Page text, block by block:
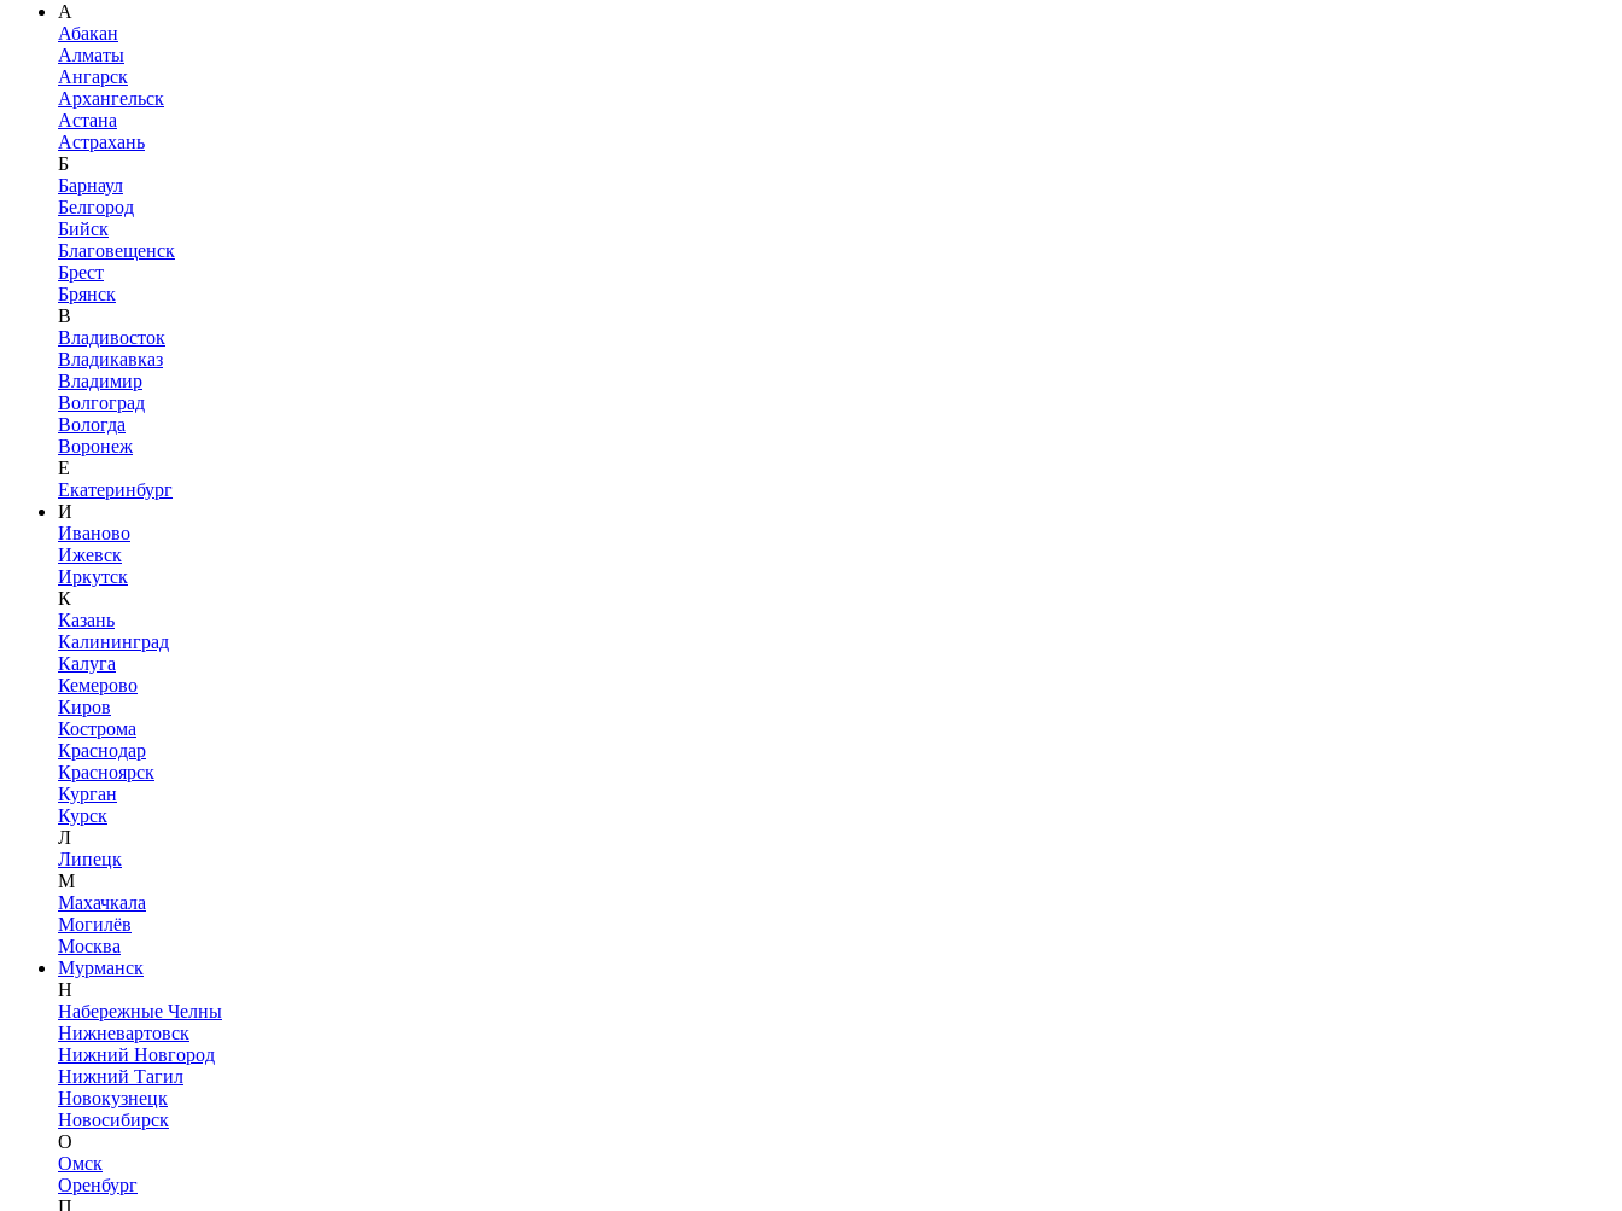
А
Абакан
Алматы
Ангарск
Архангельск
Астана
Астрахань
Б
Барнаул
Белгород
Бийск
Благовещенск
Брест
Брянск
В
Владивосток
Владикавказ
Владимир
Волгоград
Вологда
Воронеж
Е
Екатеринбург
И
Иваново
Ижевск
Иркутск
К
Казань
Калининград
Калуга
Кемерово
Киров
Кострома
Краснодар
Красноярск
Курган
Курск
Л
Липецк
М
Махачкала
Могилёв
Москва
Мурманск
Н
Набережные Челны
Нижневартовск
Нижний Новгород
Нижний Тагил
Новокузнецк
Новосибирск
О
Омск
Оренбург
П